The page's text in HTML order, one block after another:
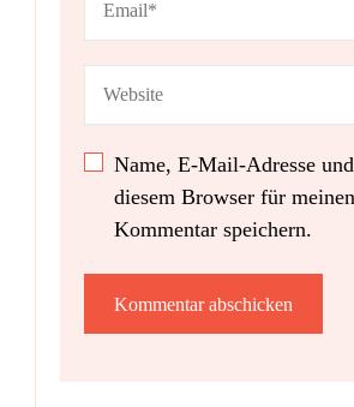
Name, E-Mail-Adresse
diesem Browser für
Kommentar speichern.